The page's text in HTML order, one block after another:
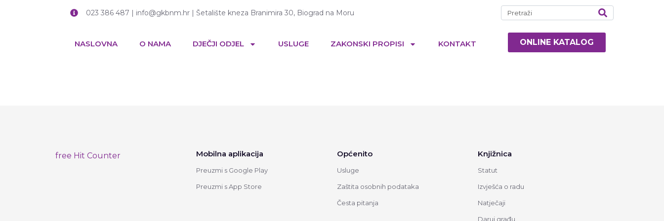
023 386 487 | info@gkbnm.hr | Šetalište kneza Branimira 30, Biograd na Moru
NASLOVNA O NAMA DJEČJI ODJEL USLUGE ZAKONSKI PROPISI KONTAKT ONLINE KATALOG
free Hit Counter Mobilna aplikacija
Preuzmi s Google Play
Preuzmi s App Store
Općenito
Usluge
Zaštita osobnih podataka
Česta pitanja
Knjižnica
Statut
Izvješća o radu
Natječaji
Daruj građu